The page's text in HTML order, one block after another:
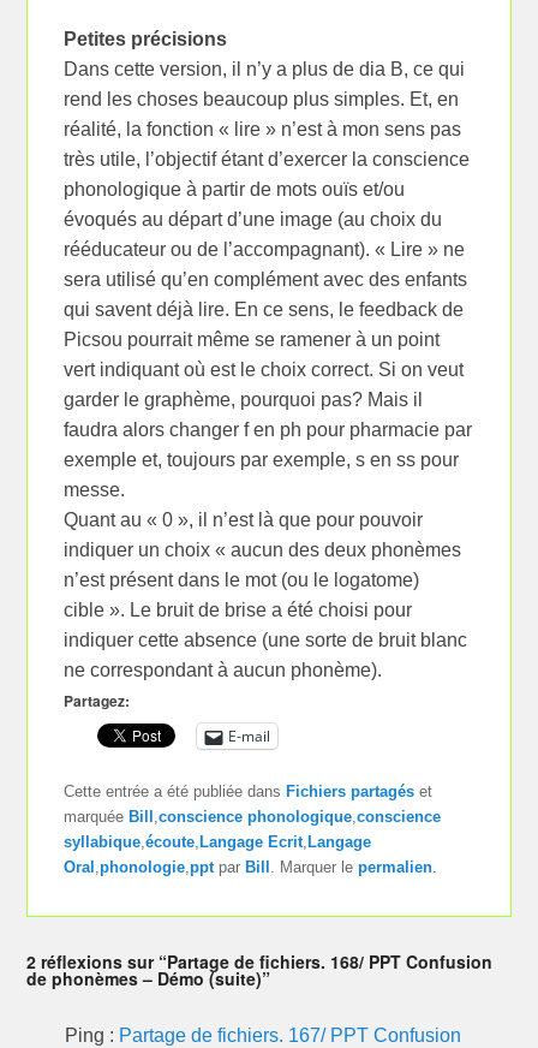
Petites précisions
Dans cette version, il n’y a plus de dia B, ce qui
rend les choses beaucoup plus simples. Et, en
réalité, la fonction « lire » n’est à mon sens pas
très utile, l’objectif étant d’exercer la conscience
phonologique à partir de mots ouïs et/ou
évoqués au départ d’une image (au choix du
rééducateur ou de l’accompagnant). « Lire » ne
sera utilisé qu’en complément avec des enfants
qui savent déjà lire. En ce sens, le feedback de
Picsou pourrait même se ramener à un point
vert indiquant où est le choix correct. Si on veut
garder le graphème, pourquoi pas? Mais il
faudra alors changer f en ph pour pharmacie par
exemple et, toujours par exemple, s en ss pour
messe.
Quant au « 0 », il n’est là que pour pouvoir
indiquer un choix « aucun des deux phonèmes
n’est présent dans le mot (ou le logatome)
cible ». Le bruit de brise a été choisi pour
indiquer cette absence (une sorte de bruit blanc
ne correspondant à aucun phonème).
Partagez:
E-mail
Cette entrée a été publiée dans Fichiers partagés et
marquée Bill ,conscience phonologique,conscience
syllabique,écoute, Langage Ecrit, Langage
Oral ,phonologie,pptpar Bill . Marquer lepermalien.
2 réflexions sur “Partage de fichiers. 168/ PPT Confusion
de phonèmes – Démo (suite)”
Ping : Partage de fichiers. 167/ PPT Confusion